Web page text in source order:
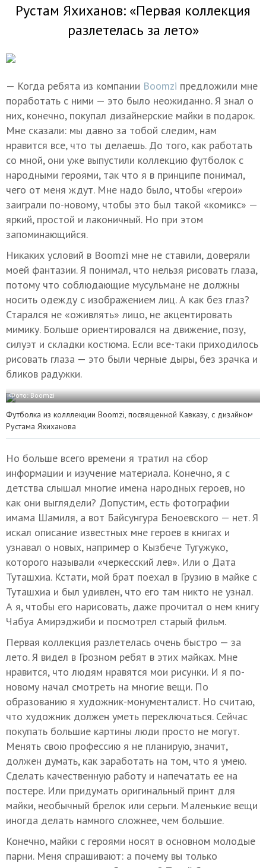
Рустам Яхиханов: «Первая коллекция
разлетелась за лето»
— Когда ребята из компании Boomzi предложили мне
поработать с ними — это было неожиданно. Я знал о
них, конечно, покупал дизайнерские майки в подарок.
Мне сказали: мы давно за тобой следим, нам
нравится все, что ты делаешь. До того, как работать
со мной, они уже выпустили коллекцию футболок с
народными героями, так что я в принципе понимал,
чего от меня ждут. Мне надо было, чтобы «герои»
заиграли по-новому, чтобы это был такой «комикс» —
яркий, простой и лаконичный. Но при этом
запоминающийся.
Никаких условий в Boomzi мне не ставили, доверяли
моей фантазии. Я понимал, что нельзя рисовать глаза,
потому что соблюдающие мусульмане не должны
носить одежду с изображением лиц. А как без глаз?
Старался не «оживлять» лицо, не акцентировать
мимику. Больше ориентировался на движение, позу,
силуэт и складки костюма. Если все-таки приходилось
рисовать глаза — это были черные дыры, без зрачка и
бликов радужки.
Фото: Boomzi
Футболка из колллекции Boomzi, посвященной Кавказу, с дизайном
Рустама Яхиханова
Но больше всего времени я тратил на сбор
информации и изучение материала. Конечно, я с
детства слышал многие имена народных героев, но
как они выглядели? Допустим, есть фотографии
имама Шамиля, а вот Байсунгура Беноевского — нет. Я
искал описание известных мне героев в книгах и
узнавал о новых, например о Кызбече Тугужуко,
которого называли «черкесский лев». Или о Дата
Туташхиа. Кстати, мой брат поехал в Грузию в майке с
Туташхиа и был удивлен, что его там никто не узнал.
А я, чтобы его нарисовать, даже прочитал о нем книгу
Чабуа Амирэджиби и посмотрел старый фильм.
Первая коллекция разлетелась очень быстро — за
лето. Я видел в Грозном ребят в этих майках. Мне
нравится, что людям нравятся мои рисунки. И я по-
новому начал смотреть на многие вещи. По
образованию я художник-монументалист. Но считаю,
что художник должен уметь переключаться. Сейчас
покупать большие картины люди просто не могут.
Менять свою профессию я не планирую, значит,
должен думать, как заработать на том, что я умею.
Сделать качественную работу и напечатать ее на
постере. Или придумать оригинальный принт для
майки, необычный брелок или серьги. Маленькие вещи
иногда делать намного сложнее, чем большие.
Конечно, майки с героями носят в основном молодые
парни. Меня спрашивают: а почему вы только